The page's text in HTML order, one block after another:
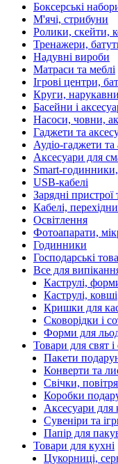
Боксерські
М'ячі, стрибуни
Ролики, скейти,
Тренажери,
Надувні вироби
Матраси та меблі
Ігрові центри,
Круги,
Басейни і
Насоси, човни,
Гаджети та
Аудіо-гаджети та
Аксесуари для
Smart-годинники,
USB-кабелі
Зарядні пристрої
Кабелі,
Освітлення
Фотоапарати,
Годинники
Господарські
Все для
Каструлі,
Каструлі, ковші
Кришки для
Сковорідки і
Форми для
Товари для свят і
Пакети
Конверти та
Свічки,
Коробки
Аксесуари для
Сувеніри та
Папір для
Товари для кухні
Цукорниці,